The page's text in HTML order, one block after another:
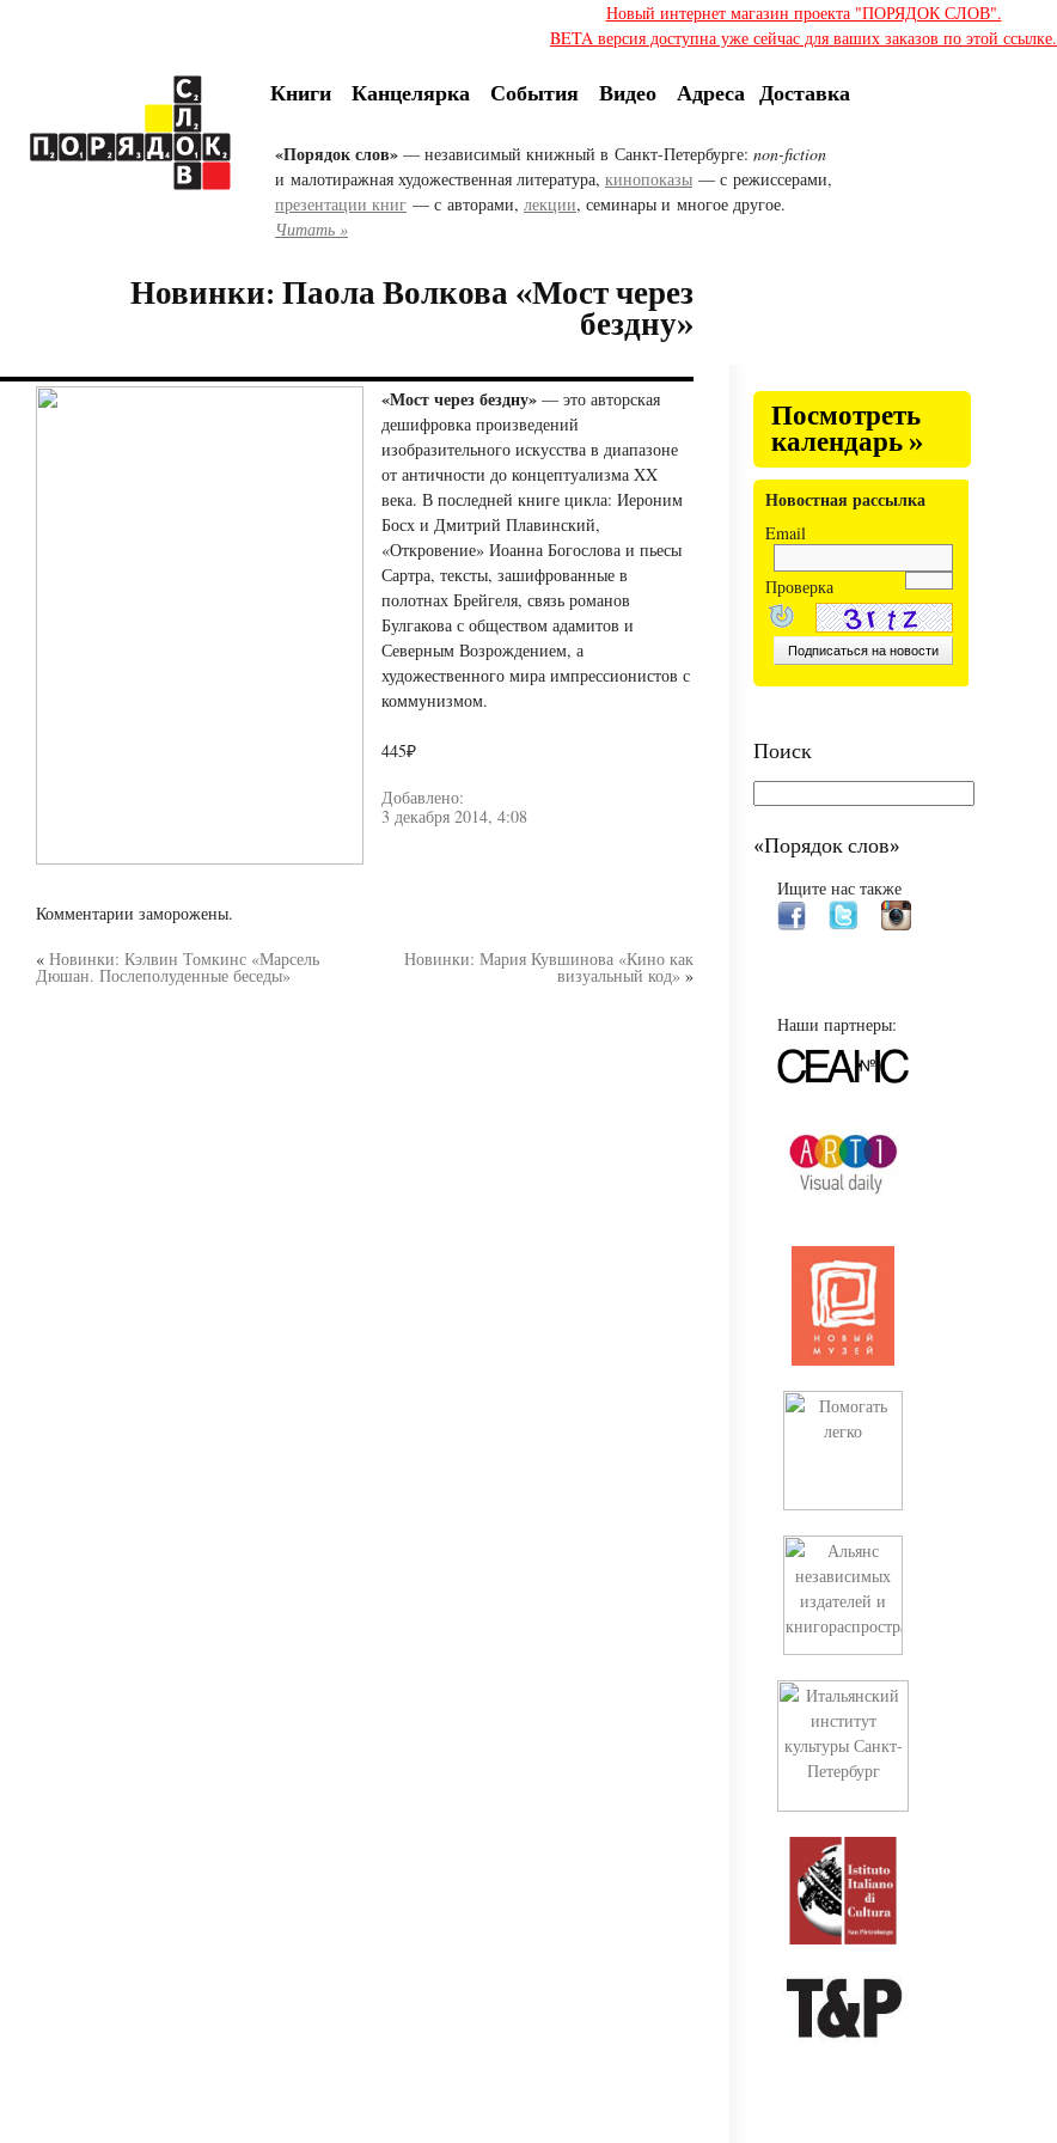
Новый интернет магазин проекта "ПОРЯДОК СЛОВ".
BETA версия доступна уже сейчас для ваших заказов по этой ссылке.
Книги Канцелярка События Видео Адреса Доставка
«Порядок слов» — независимый книжный в Санкт-Петербурге: non-fiction
и малотиражная художественная литература, кинопоказы — с режиссерами,
презентации книг — с авторами, лекции, семинары и многое другое.
Читать »
Новинки: Паола Волкова «Мост через
бездну»
«Мост через бездну» — это авторская
дешифровка произведений
изобразительного искусства в диапазоне
от античности до концептуализма XX
века. В последней книге цикла: Иероним
Босх и Дмитрий Плавинский,
«Откровение» Иоанна Богослова и пьесы
Сартра, тексты, зашифрованные в
полотнах Брейгеля, связь романов
Булгакова с обществом адамитов и
Северным Возрождением, а
художественного мира импрессионистов с
коммунизмом.
445₽
Добавлено:
3 декабря 2014, 4:08
Комментарии заморожены.
« Новинки: Кэлвин Томкинс «Марсель
Дюшан. Послеполуденные беседы»
Новинки: Мария Кувшинова «Кино как
визуальный код» »
Посмотреть
календарь »
Новостная рассылка
Email
Проверка
Поиск
«Порядок слов»
Ищите нас также
Наши партнеры: